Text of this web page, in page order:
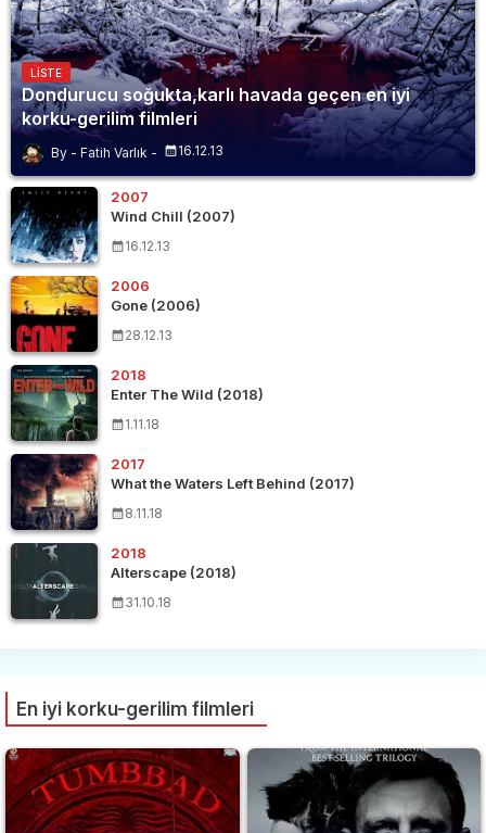
LISTE
Dondurucu soğukta,karlı havada geçen en iyi
korku-gerilim filmleri
Fatih Varlık 16.12.13
2007
Wind Chill (2007)
16.12.13
2006
Gone (2006)
28.12.13
2018
Enter The Wild (2018)
1.11.18
2017
What the Waters Left Behind (2017)
8.11.18
2018
Alterscape (2018)
31.10.18
En iyi korku-gerilim filmleri